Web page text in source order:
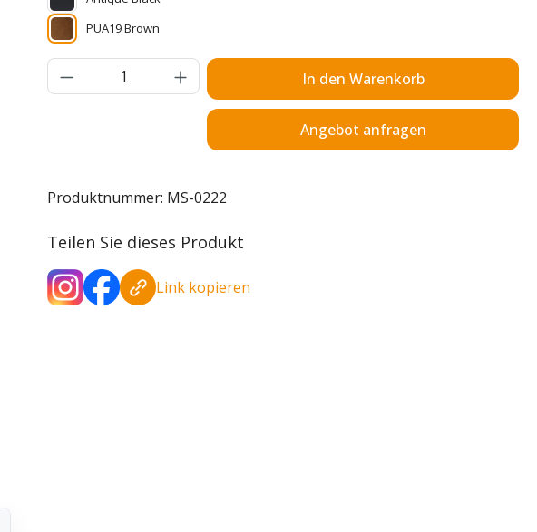
PUA19 Brown
Produkt Anzahl: Gib den gewünschten Wert
In den Warenkorb
Angebot anfragen
Produktnummer: MS-0222
Teilen Sie dieses Produkt
Link kopieren